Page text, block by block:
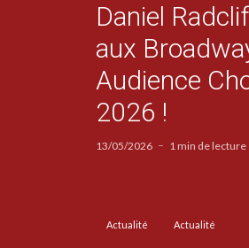
Daniel
aux
Audience
2026 !
13/05/2026 1 min de lecture
Actualité Actualité